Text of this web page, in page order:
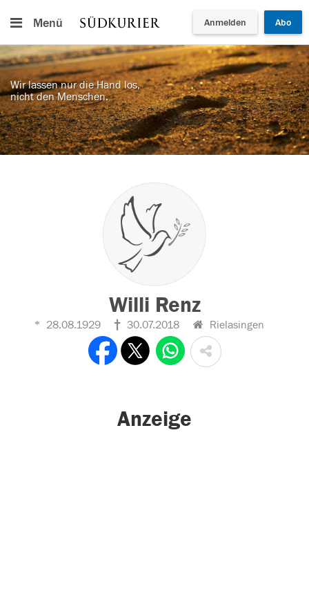
Menü Anmelden Abo
Wir lassen nur die Hand los,
nicht den Menschen.
Willi Renz
28.08.1929 30.07.2018 Rielasingen
Anzeige